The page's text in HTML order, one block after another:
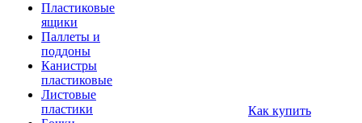
Пластиковые
ящики
Паллеты и
поддоны
Канистры
пластиковые
Листовые
пластики
Как купить